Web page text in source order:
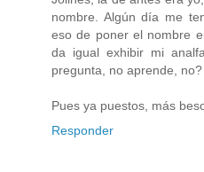
nombre. Algún día me
eso de poner el nombre
da igual exhibir mi
pregunta, no aprende, no?
Pues ya puestos, más
Responder